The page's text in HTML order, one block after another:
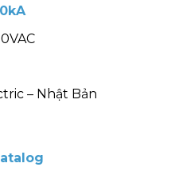
– Nhật Bản